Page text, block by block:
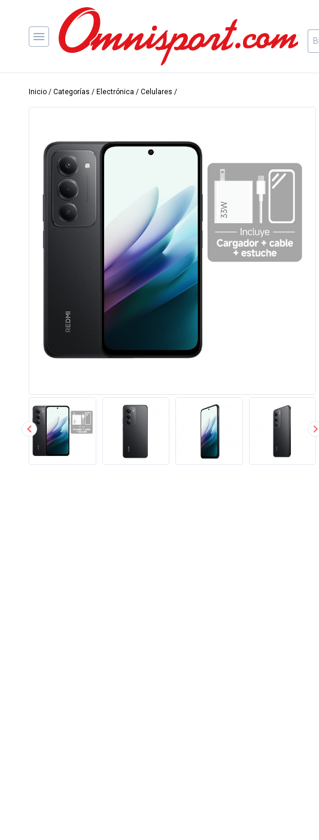
Inicio / Categorías / Electrónica / Celulares /